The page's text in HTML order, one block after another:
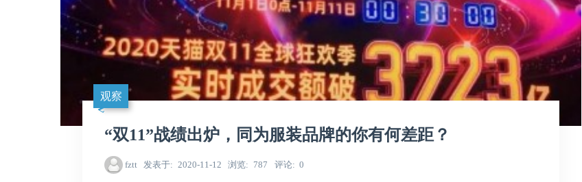
观察
“双11”战绩出炉，同为服装品牌的你有何差距？
fztt 发表于 2020-11-12 浏览 787 评论 0